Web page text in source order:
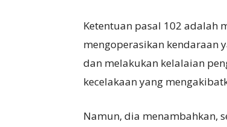
Ketentuan pasal 102 adalah
mengoperasikan kendaraan
dan melakukan kelalaian
kecelakaan yang
Namun, dia menambahkan,